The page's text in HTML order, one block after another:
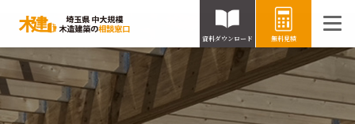
資料ダウンロード 無料見積